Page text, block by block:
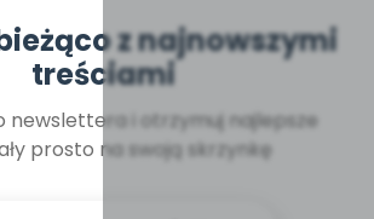
z najnowszymi
treściami
newslettera i otrzymuj najlepsze
prosto na swoją skrzynkę